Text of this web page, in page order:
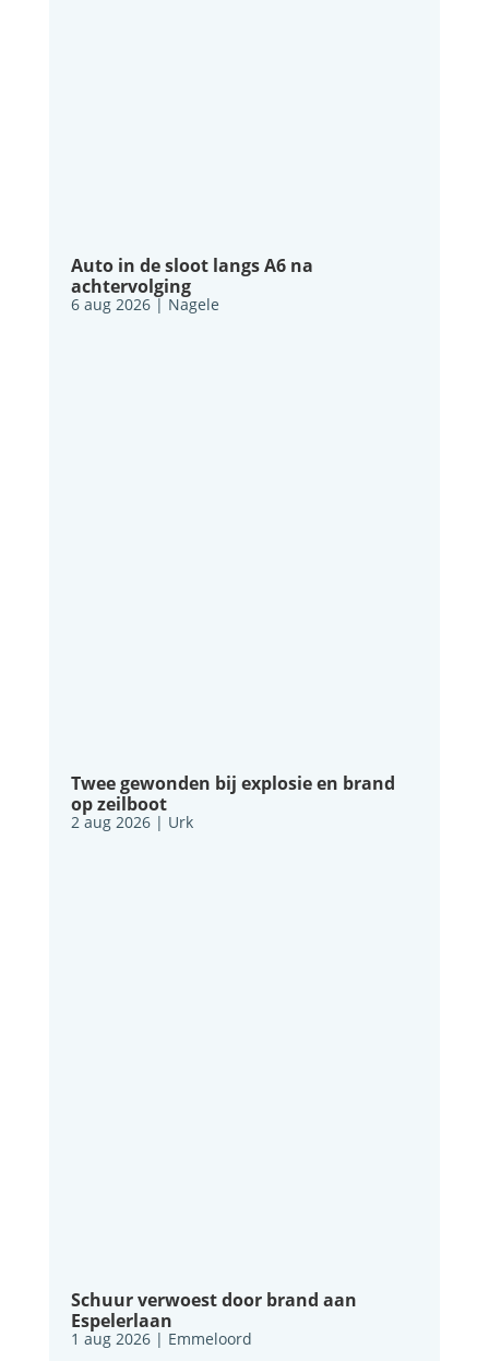
Auto in de sloot langs A6 na
achtervolging
6 aug 2026| Nagele
Twee gewonden bij explosie en brand
op zeilboot
2 aug 2026| Urk
Schuur verwoest door brand aan
Espelerlaan
1 aug 2026| Emmeloord